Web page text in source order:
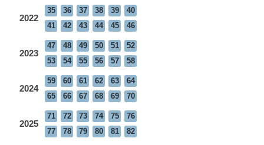
2022
35 36 37 38 39
40
41
42 43 44 45 46
2023
47 48 49 50 51
52
53
54 55 56 57 58
2024
59 60 61 62 63
64
65
66 67 68 69 70
2025
71 72 73 74 75
76
77
78 79 80 81 82